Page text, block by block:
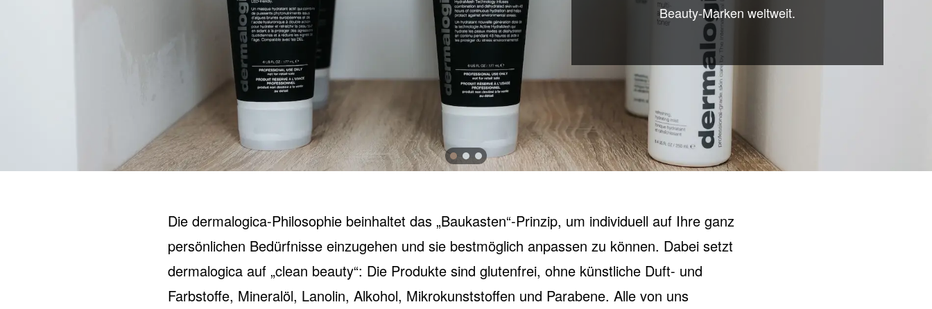
Beauty-Marken weltweit.
Die dermalogica-Philosophie beinhaltet das „Baukasten“-Prinzip, um individuell auf Ihre ganz
persönlichen Bedürfnisse einzugehen und sie bestmöglich anpassen zu können. Dabei setzt
dermalogica auf „clean beauty“: Die Produkte sind glutenfrei, ohne künstliche Duft- und
Farbstoffe, Mineralöl, Lanolin, Alkohol, Mikrokunststoffen und Parabene. Alle von uns